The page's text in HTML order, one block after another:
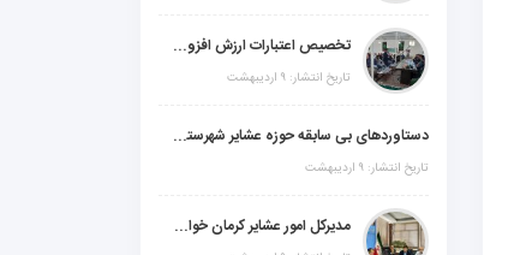
تخصیص اعتبارات ارزش افزوده، استانی و ملی جهت اجرای پروژه‌های عمرانی در شهرستان گنبکی
تاریخ انتشار: ۹ اردیبهشت
دستاوردهای بی سابقه حوزه عشایر شهرستانهای ابر استان کرمان
تاریخ انتشار: ۹ اردیبهشت
مدیرکل امور عشایر کرمان خواستار افزایش اعتبارات خشکسالی در سال جدید شد